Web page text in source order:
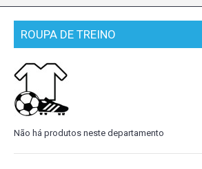
ROUPA DE TREINO
Não há produtos neste departamento